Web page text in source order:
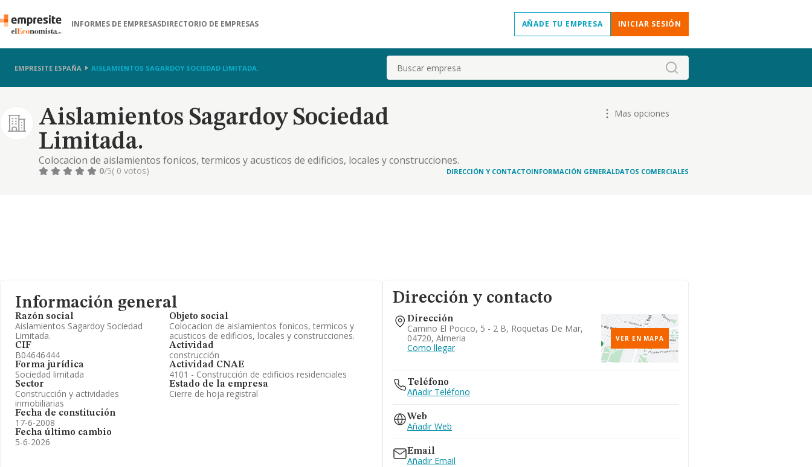
INFORMES DE EMPRESASDIRECTORIO DE EMPRESAS AÑADE TU EMPRESA INICIAR SESIÓN
EMPRESITE ESPAÑA AISLAMIENTOS SAGARDOY SOCIEDAD LIMITADA. Buscar
Aislamientos Sagardoy Sociedad
Limitada.
Colocacion de aislamientos fonicos, termicos y acusticos de edificios, locales y construcciones.
Mas opciones
0/5( 0 votos) DIRECCIÓN Y CONTACTOINFORMACIÓN GENERALDATOS COMERCIALES
Información general
Razón social
Aislamientos Sagardoy Sociedad
Limitada.
CIF
B04646444
Forma jurídica
Sociedad limitada
Sector
Construcción y actividades
inmobiliarias
Fecha de constitución
17-6-2008
Fecha último cambio
5-6-2026
Objeto social
Colocacion de aislamientos fonicos, termicos y
acusticos de edificios, locales y construcciones.
Actividad
construcción
Actividad CNAE
4101 - Construcción de edificios residenciales
Estado de la empresa
Cierre de hoja registral
Dirección y contacto
Dirección
Camino El Pocico, 5 - 2 B, Roquetas De Mar,
04720, Almeria
Como llegar
VER EN MAPA
Teléfono
Añadir Teléfono
Web
Añadir Web
Email
Añadir Email